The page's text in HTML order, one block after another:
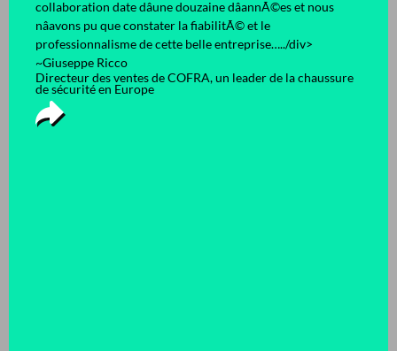
accessoires de décoration
Matières premières et machineries
Produits alimentaires
Recherches complexes sur demande
75009 Paris, France
+33 (0)1 49 70 83 83
global@harthtrading.com
collaboration date dâune douzaine dâannÃ©es et nous
nâavons pu que constater la fiabilitÃ© et le
professionnalisme de cette belle entreprise…../div>
~Giuseppe Ricco
Directeur des ventes de COFRA, un leader de la chaussure
de sécurité en Europe